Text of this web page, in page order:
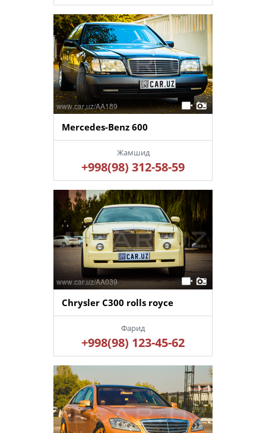
Mercedes-Benz 600
Жамшид
+998(98) 312-58-59
Chrysler C300 rolls royce
Фарид
+998(98) 123-45-62